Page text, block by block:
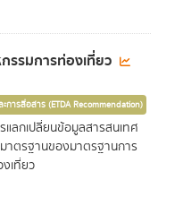
รมการท่องเที่ยว
การสื่อสาร (ETDA Recommendation)
ลกเปลี่ยนข้อมูลสารสนเทศ
ตรฐานของมาตรฐานการ
เที่ยว